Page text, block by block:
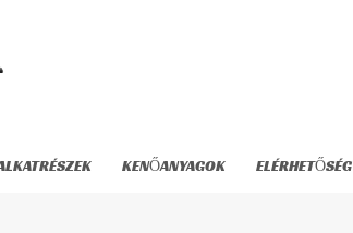
KENŐANYAGOK ELÉRHETŐSÉG